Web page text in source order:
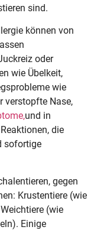
sind.
können von
oder
wie Übelkeit,
wie
verstopfte Nase,
und in
die
sofortige
gegen
Krustentiere (wie
(wie
Einige